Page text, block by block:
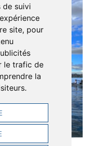
de suivi
site, pour
le trafic de
la